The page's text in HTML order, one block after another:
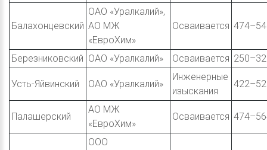
Балахонцевский
ОАО «Уралкалий»,
АО МЖ
«ЕвроХим»
Осваивается
Березниковский ОАО «Уралкалий» Осваивается
Усть-Яйвинский ОАО «Уралкалий»
Инженерные
изыскания
Палашерский
АО МЖ
«ЕвроХим»
Осваивается
ООО